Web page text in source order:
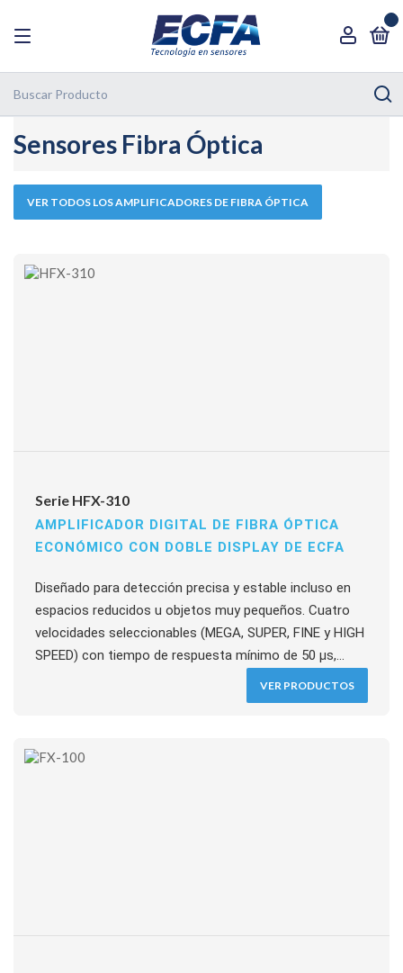
Sensores Fibra Óptica
VER TODOS LOS AMPLIFICADORES DE FIBRA ÓPTICA
Serie HFX-310
AMPLIFICADOR DIGITAL DE FIBRA ÓPTICA
ECONÓMICO CON DOBLE DISPLAY DE ECFA
Diseñado para detección precisa y estable incluso en
espacios reducidos u objetos muy pequeños. Cuatro
velocidades seleccionables (MEGA, SUPER, FINE y HIGH
SPEED) con tiempo de respuesta mínimo de 50 µs,
aplicación. LED rojo 650 nm, display digital, funciones de
VER PRODUCTOS